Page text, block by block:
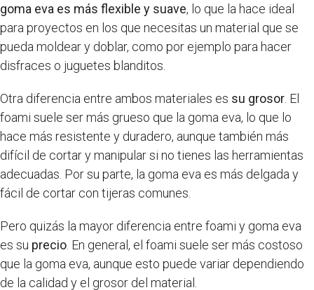
goma eva es más flexible y suave, lo que la hace ideal
para proyectos en los que necesitas un material que se
pueda moldear y doblar, como por ejemplo para hacer
disfraces o juguetes blanditos.
Otra diferencia entre ambos materiales es su grosor . El
foami suele ser más grueso que la goma eva, lo que lo
hace más resistente y duradero, aunque también más
difícil de cortar y manipular si no tienes las herramientas
adecuadas. Por su parte, la goma eva es más delgada y
fácil de cortar con tijeras comunes.
Pero quizás la mayor diferencia entre foami y goma eva
es su precio . En general, el foami suele ser más costoso
que la goma eva, aunque esto puede variar dependiendo
de la calidad y el grosor del material.